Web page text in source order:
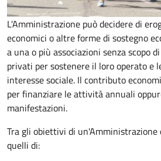
L'Amministrazione può decidere di
economici o altre forme di sostegno
a una o più associazioni senza scopo
privati per sostenere il loro operato e
interesse sociale. Il contributo
per finanziare le attività annuali
manifestazioni.
Tra gli obiettivi di
quelli di: